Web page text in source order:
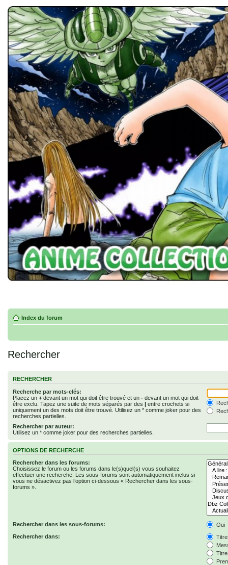
Index du forum
Rechercher
RECHERCHER
Recherche par mots-clés:
Placez un + devant un mot qui doit être trouvé et un - devant un mot qui doit
être exclu. Tapez une suite de mots séparés par des | entre crochets si
uniquement un des mots doit être trouvé. Utilisez un * comme joker pour des
recherches partielles.
Rechercher par auteur:
Utilisez un * comme joker pour des recherches partielles.
OPTIONS DE RECHERCHE
Rechercher dans les forums:
Choisissez le forum ou les forums dans le(s)quel(s) vous souhaitez
effectuer une recherche. Les sous-forums sont automatiquement inclus si
vous ne désactivez pas l’option ci-dessous « Rechercher dans les sous-
forums ».
Rechercher dans les sous-forums:
Oui
Rechercher dans: